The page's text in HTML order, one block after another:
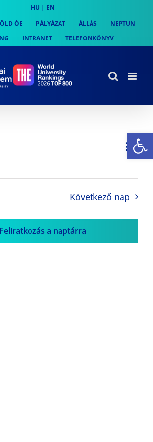
HU | EN
ÓE PÁLYÁZAT ÁLLÁS
NEPTUN
INTRANET TELEFONKÖNYV
Nap
Következő nap
Feliratkozás a naptárra